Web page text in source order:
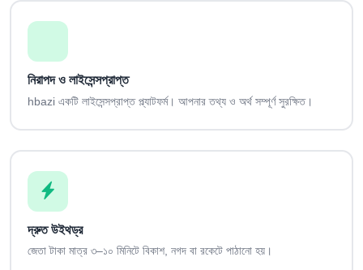
নিরাপদ ও লাইসেন্সপ্রাপ্ত
hbazi একটি লাইসেন্সপ্রাপ্ত প্ল্যাটফর্ম। আপনার তথ্য ও অর্থ সম্পূর্ণ সুরক্ষিত।
দ্রুত উইথড্র
জেতা টাকা মাত্র ৩–১০ মিনিটে বিকাশ, নগদ বা রকেটে পাঠানো হয়।